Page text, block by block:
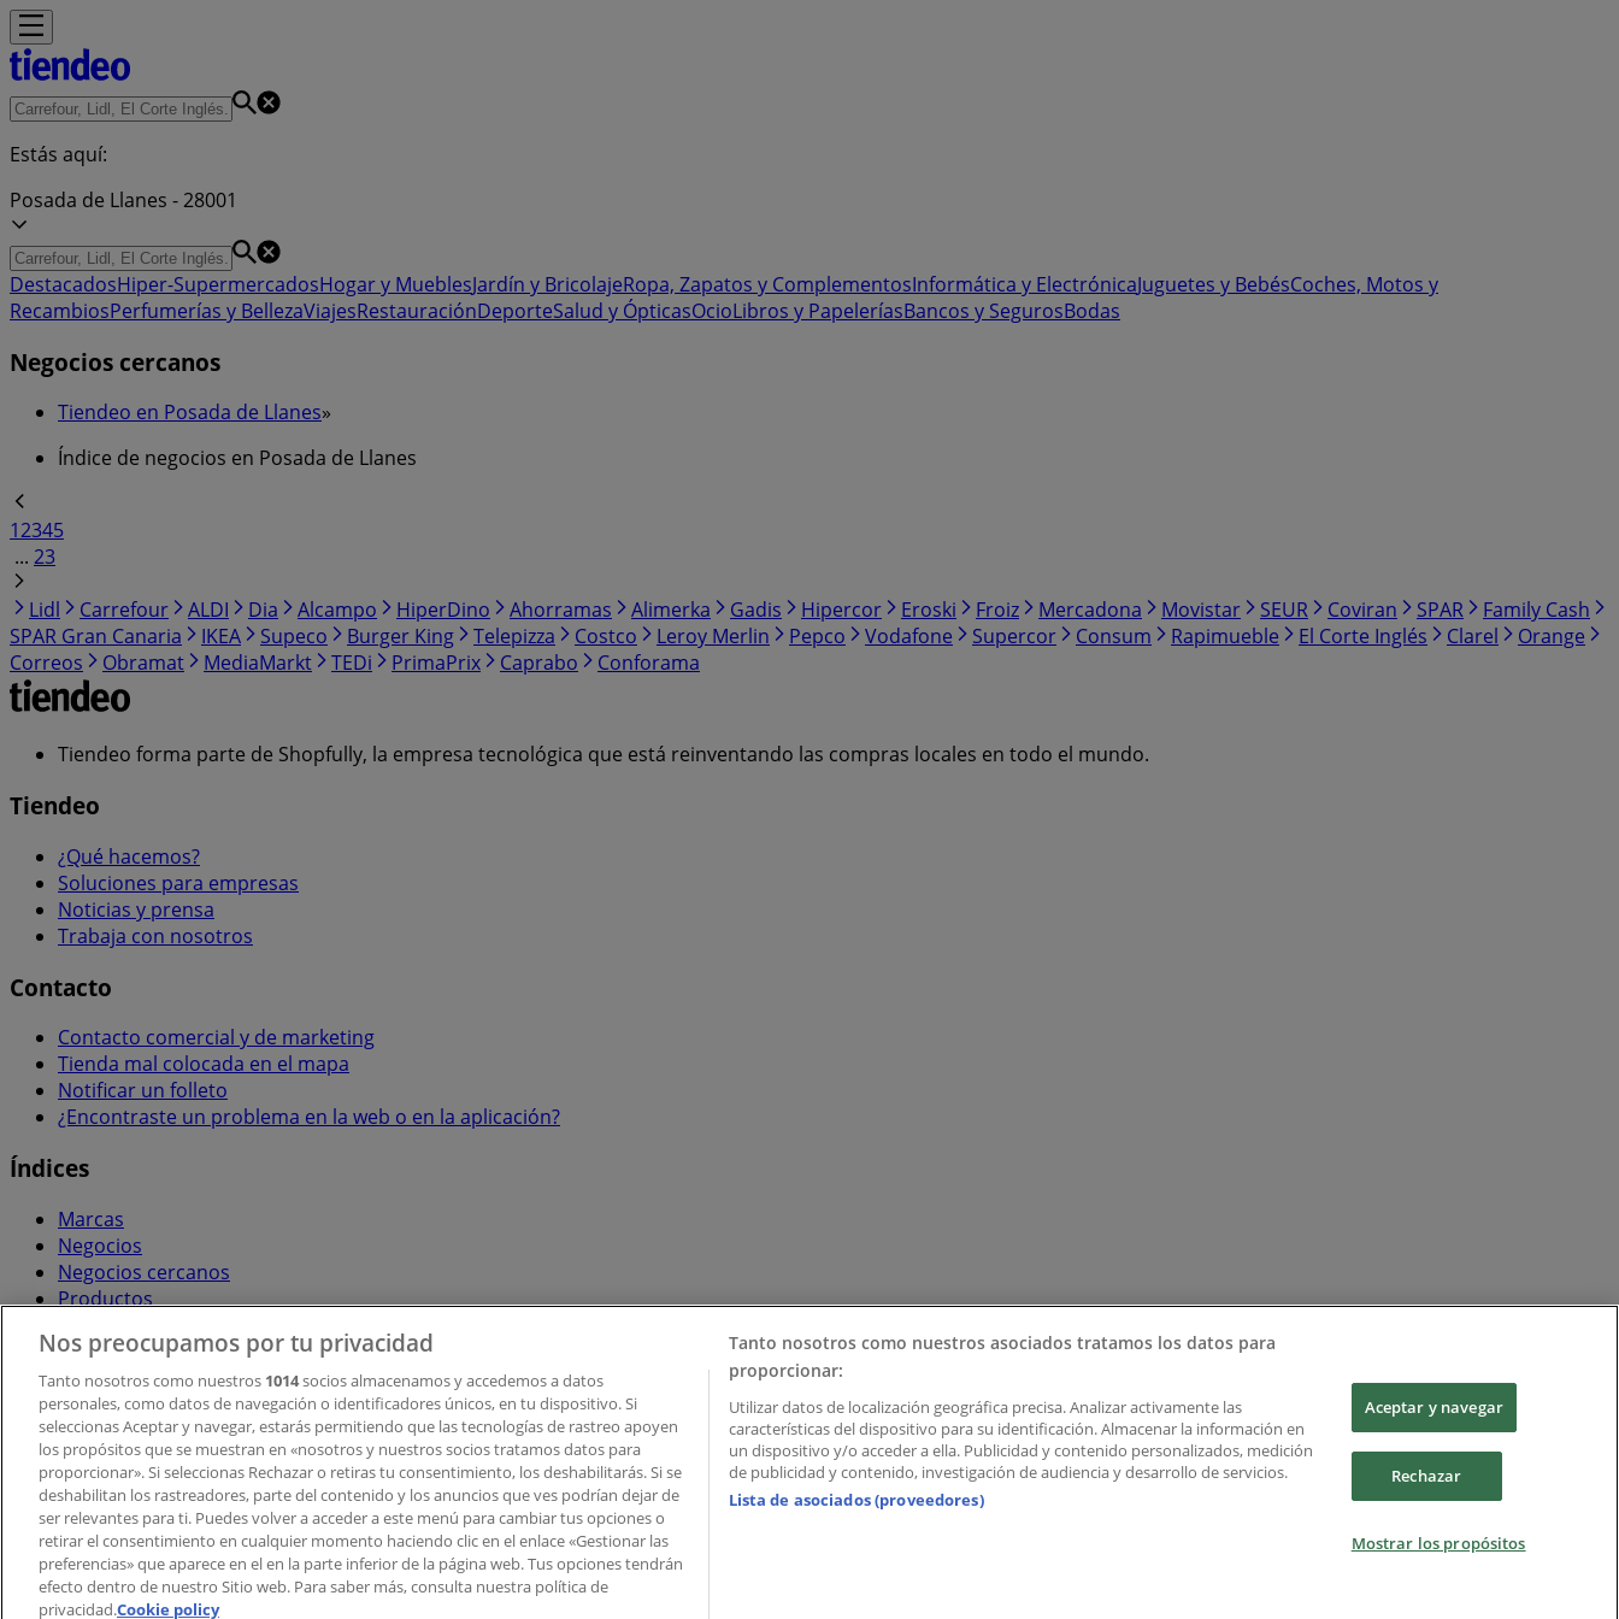
Estás aquí:
Posada de Llanes - 28001
DestacadosHiper-SupermercadosHogar y MueblesJardín y BricolajeRopa, Zapatos y ComplementosInformática y ElectrónicaJuguetes y BebésCoches, Motos y
RecambiosPerfumerías y BellezaViajesRestauraciónDeporteSalud y ÓpticasOcioLibros y PapeleríasBancos y SegurosBodas
Negocios cercanos
Tiendeo en Posada de Llanes»
Índice de negocios en Posada de Llanes
12345
... 23
Lidl
Carrefour ALDI Dia Alcampo HiperDino Ahorramas Alimerka Gadis Hipercor Eroski Froiz Mercadona Movistar SEUR Coviran SPAR
Family Cash
SPAR Gran Canaria
IKEA Supeco Burger King Telepizza Costco Leroy Merlin Pepco Vodafone Supercor Consum Rapimueble El Corte Inglés Clarel
Orange
Correos
Obramat MediaMarkt TEDi PrimaPrix Caprabo Conforama
Tiendeo forma parte de Shopfully, la empresa tecnológica que está reinventando las compras locales en todo el mundo.
Tiendeo
¿Qué hacemos?
Soluciones para empresas
Noticias y prensa
Trabaja con nosotros
Contacto
Contacto comercial y de marketing
Tienda mal colocada en el mapa
Notificar un folleto
¿Encontraste un problema en la web o en la aplicación?
Índices
Marcas
Negocios
Negocios cercanos
Productos
Descargar la APP Tiendeo
Copyright © Tiendeo ® 2026 · Shopfully Marketing S.L.U. – Palau de Mar – 08039 Barcelona, Spain
Términos y condicionesPolítica de privacidad
Nos preocupamos por tu privacidad
Tanto nosotros como nuestros 1014socios almacenamos y accedemos a datos
personales, como datos de navegación o identificadores únicos, en tu dispositivo. Si
seleccionas Aceptar y navegar, estarás permitiendo que las tecnologías de rastreo apoyen
los propósitos que se muestran en «nosotros y nuestros socios tratamos datos para
proporcionar». Si seleccionas Rechazar o retiras tu consentimiento, los deshabilitarás. Si se
deshabilitan los rastreadores, parte del contenido y los anuncios que ves podrían dejar de
ser relevantes para ti. Puedes volver a acceder a este menú para cambiar tus opciones o
retirar el consentimiento en cualquier momento haciendo clic en el enlace «Gestionar las
preferencias» que aparece en el en la parte inferior de la página web. Tus opciones tendrán
efecto dentro de nuestro Sitio web. Para saber más, consulta nuestra política de
privacidad.Cookie policy
Tanto nosotros como nuestros asociados tratamos los datos para
proporcionar:
Utilizar datos de localización geográfica precisa. Analizar activamente las
características del dispositivo para su identificación. Almacenar la información en
un dispositivo y/o acceder a ella. Publicidad y contenido personalizados, medición
de publicidad y contenido, investigación de audiencia y desarrollo de servicios.
Lista de asociados (proveedores)
Aceptar y navegar
Rechazar
Mostrar los propósitos